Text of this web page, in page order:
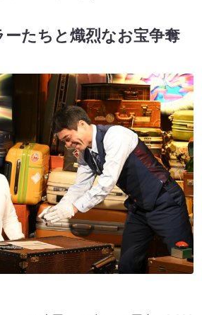
たちと熾烈なお宝争奪